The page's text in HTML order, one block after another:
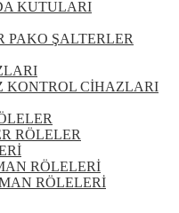
KUTULARI
PAKO ŞALTERLER
KONTROL CİHAZLARI
RÖLELER
RÖLELERİ
RÖLELERİ